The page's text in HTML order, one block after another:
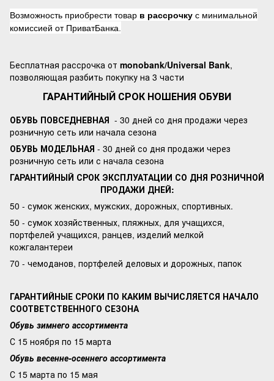
Возможность приобрести товар в рассрочку с минимальной
комиссией от ПриватБанка.
Бесплатная рассрочка от monobank/Universal Bank,
позволяющая разбить покупку на 3 части
ГАРАНТИЙНЫЙ СРОК НОШЕНИЯ ОБУВИ
ОБУВЬ ПОВСЕДНЕВНАЯ - 30 дней со дня продажи через
розничную сеть или начала сезона
ОБУВЬ МОДЕЛЬНАЯ - 30 дней со дня продажи через
розничную сеть или с начала сезона
ГАРАНТИЙНЫЙ СРОК ЭКСПЛУАТАЦИИ СО ДНЯ РОЗНИЧНОЙ
ПРОДАЖИ ДНЕЙ:
50 - сумок женских, мужских, дорожных, спортивных.
50 - сумок хозяйственных, пляжных, для учащихся,
портфелей учащихся, ранцев, изделий мелкой
кожгалантереи
70 - чемоданов, портфелей деловых и дорожных, папок
ГАРАНТИЙНЫЕ СРОКИ ПО КАКИМ ВЫЧИСЛЯЕТСЯ НАЧАЛО
СООТВЕТСТВЕННОГО СЕЗОНА
Обувь зимнего ассортимента
С 15 ноября по 15 марта
Обувь весенне-осеннего ассортимента
С 15 марта по 15 мая